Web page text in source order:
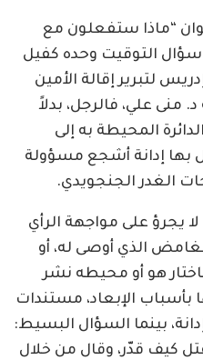
“ماذا ستفعلون مع
سؤال التوقيت وحده كفيل
لتبرير إقالة الأمين
منى علي، فالرجل، بدلاً
المحيطة به إلى
بها إدانة أشجع مسؤولة
الغدر الجنجويدي.
يجرؤ على مواجهة الرأي
الذي أوصى له، أو
هو أو محيطه نشر
بأسباب الإبعاد، مستندات
بينما السؤال البسيط:
كيف قدّر، وقال من خلال